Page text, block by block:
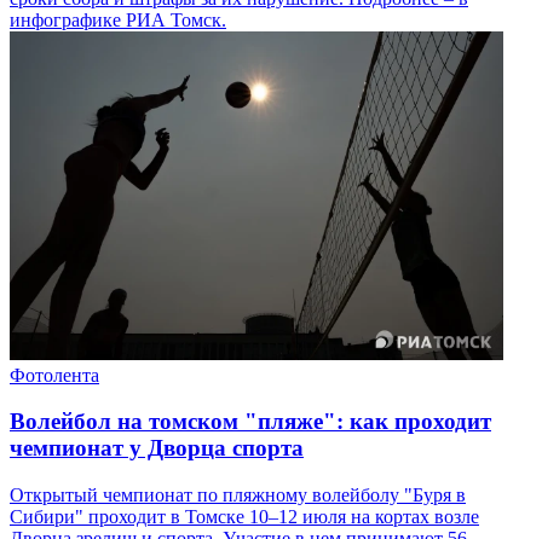
инфографике РИА Томск.
Фотолента
Волейбол на томском "пляже": как проходит
чемпионат у Дворца спорта
Открытый чемпионат по пляжному волейболу "Буря в
Сибири" проходит в Томске 10–12 июля на кортах возле